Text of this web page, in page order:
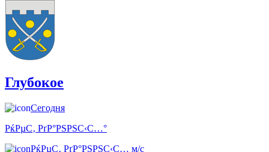
Глубокое
Сегодня
РќРµС‚ РґР°РЅРЅС‹С…°
РќРµС‚ РґР°РЅРЅС‹С… м/с